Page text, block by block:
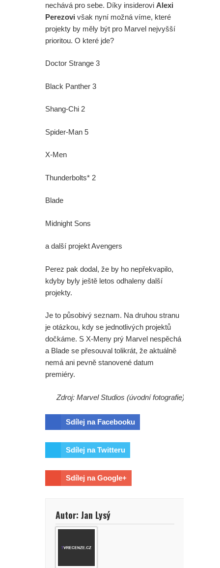
nechává pro sebe. Díky insiderovi Alexi
Perezovi však nyní možná víme, které
projekty by měly být pro Marvel nejvyšší
prioritou. O které jde?
Doctor Strange 3
Black Panther 3
Shang-Chi 2
Spider-Man 5
X-Men
Thunderbolts* 2
Blade
Midnight Sons
a další projekt Avengers
Perez pak dodal, že by ho nepřekvapilo,
kdyby byly ještě letos odhaleny další
projekty.
Je to působivý seznam. Na druhou stranu
je otázkou, kdy se jednotlivých projektů
dočkáme. S X-Meny prý Marvel nespěchá
a Blade se přesouval tolikrát, že aktuálně
nemá ani pevně stanovené datum
premiéry.
Zdroj: Marvel Studios (úvodní fotografie)
Sdílej na Facebooku
Sdílej na Twitteru
Sdílej na Google+
Autor: Jan Lysý